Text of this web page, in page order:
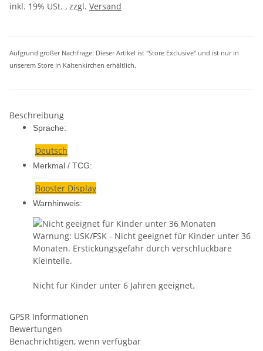
inkl. 19% USt. , zzgl. Versand
Aufgrund großer Nachfrage: Dieser Artikel ist "Store Exclusive" und ist nur in
unserem Store in Kaltenkirchen erhältlich.
Beschreibung
Sprache:
Deutsch
Merkmal / TCG:
Booster Display
Warnhinweis:
Warnung: USK/FSK - Nicht geeignet für Kinder unter 36
Monaten. Erstickungsgefahr durch verschluckbare
Kleinteile.
Nicht für Kinder unter 6 Jahren geeignet.
GPSR Informationen
Bewertungen
Benachrichtigen, wenn verfügbar